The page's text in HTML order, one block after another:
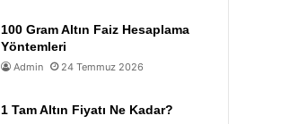
100 Gram Altın Faiz Hesaplama
Yöntemleri
Admin 24 Temmuz 2026
1 Tam Altın Fiyatı Ne Kadar?